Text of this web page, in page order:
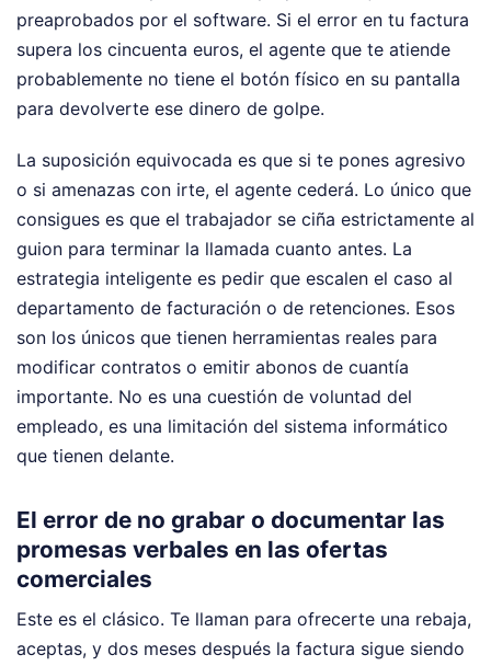
preaprobados por el software. Si el error en tu factura
supera los cincuenta euros, el agente que te atiende
probablemente no tiene el botón físico en su pantalla
para devolverte ese dinero de golpe.
La suposición equivocada es que si te pones agresivo
o si amenazas con irte, el agente cederá. Lo único que
consigues es que el trabajador se ciña estrictamente al
guion para terminar la llamada cuanto antes. La
estrategia inteligente es pedir que escalen el caso al
departamento de facturación o de retenciones. Esos
son los únicos que tienen herramientas reales para
modificar contratos o emitir abonos de cuantía
importante. No es una cuestión de voluntad del
empleado, es una limitación del sistema informático
que tienen delante.
El error de no grabar o documentar las
promesas verbales en las ofertas
comerciales
Este es el clásico. Te llaman para ofrecerte una rebaja,
aceptas, y dos meses después la factura sigue siendo